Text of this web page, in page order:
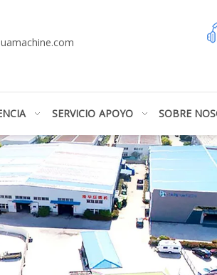
SERVICIO APOYO SOBRE